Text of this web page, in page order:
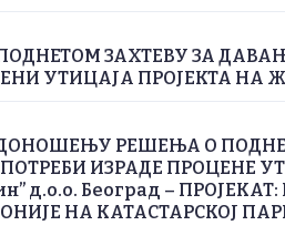
ЗАХТЕВУ ЗА
УТИЦАЈА ПРОЈЕКТА НА
РЕШЕЊА О
ИЗРАДЕ ПРОЦЕНЕ
д.о.о. Београд –
НА КАТАСТАРСКОЈ